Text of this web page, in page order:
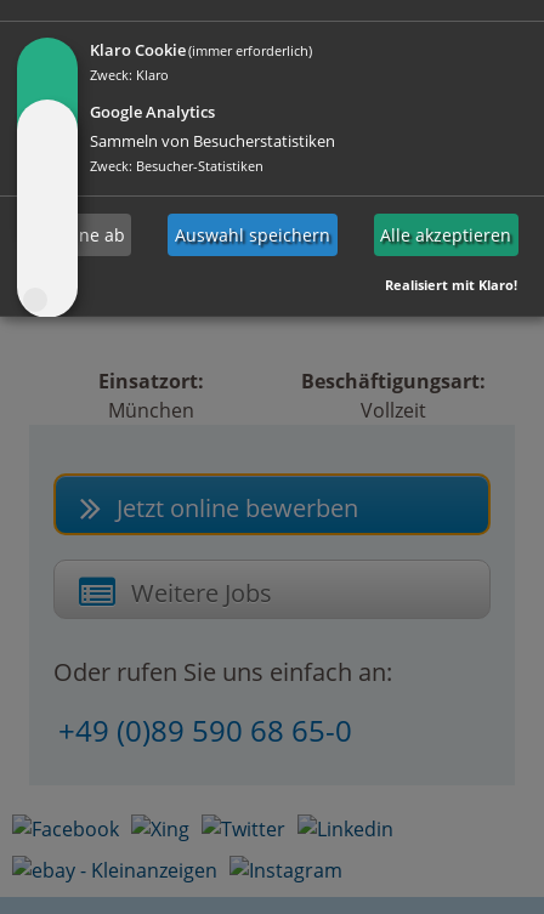
daran haben, im Lagerwesen aktiv zu sein, dann
laden wir Sie herzlich ein, sich bei uns zu bewerben.
Nutzen Sie gerne das Online-Bewerbungsformular
um uns Ihren Lebenslauf zu übermitteln.
#JobsmitZukunftsgrarantie #BesteZeitarbeitsfirmaMünchen
#ListePersonalagenturenMünchen #KarriereübrZeitarbeit
#SchnellArbeitfinden #VerlässlicheZeitarbeitsfirma
Einsatzort:
München
Beschäftigungsart:
Vollzeit
Jetzt online bewerben
Weitere Jobs
Oder rufen Sie uns einfach an:
+49 (0)89 590 68 65-0
Klaro Cookie(immer erforderlich)
Zweck: Klaro
Google Analytics
Sammeln von Besucherstatistiken
Zweck: Besucher-Statistiken
Ich lehne ab Auswahl speichern Alle akzeptieren
Realisiert mit Klaro!